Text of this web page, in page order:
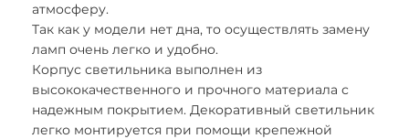
атмосферу.
Так как у модели нет дна, то осуществлять замену
ламп очень легко и удобно.
Корпус светильника выполнен из
высококачественного и прочного материала с
надежным покрытием. Декоративный светильник
легко монтируется при помощи крепежной